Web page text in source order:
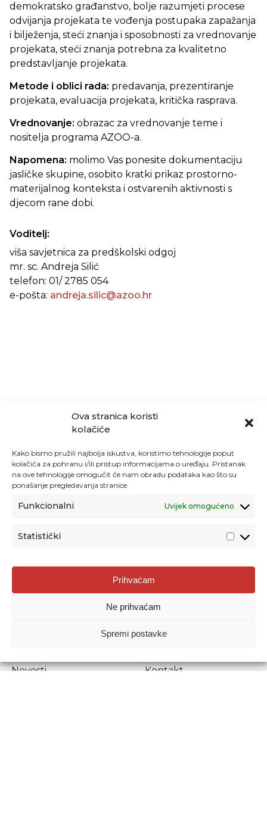
Ova stranica koristi
kolačiće
Kako bismo pružili najbolja iskustva, koristimo tehnologije poput
kolačića za pohranu i/ili pristup informacijama o uređaju. Pristanak
na ove tehnologije omogućit će nam obradu podataka kao što su
ponašanje pregledavanja stranice.
Funkcionalni Uvijek omogućeno
Statistički
Prihvaćam
Ne prihvaćam
Spremi postavke
demokratsko građanstvo, bolje razumjeti procese
odvijanja projekata te vođenja postupaka zapažanja
i bilježenja, steći znanja i sposobnosti za vrednovanje
projekata, steći znanja potrebna za kvalitetno
predstavljanje projekata.
Metode i oblici rada: predavanja, prezentiranje
projekata, evaluacija projekata, kritička rasprava.
Vrednovanje: obrazac za vrednovanje teme i
nositelja programa AZOO-a.
Napomena: molimo Vas ponesite dokumentaciju
jasličke skupine, osobito kratki prikaz prostorno-
materijalnog konteksta i ostvarenih aktivnosti s
djecom rane dobi.
Voditelj:
viša savjetnica za predškolski odgoj
mr. sc. Andreja Silić
telefon: 01/ 2785 054
e-pošta: andreja.silic@azoo.hr
Agencija za odgoj i obrazovanje
Donje Svetice 38, 10000 Zagreb
1778129
Prenošenje sadržaja dopušteno je uz navođenje izvora.
Novosti
Kontakt